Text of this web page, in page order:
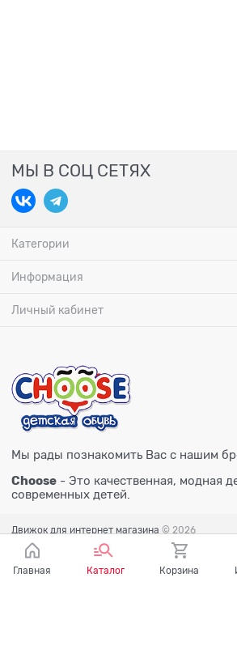
МЫ В СОЦ СЕТЯХ
Категории
Информация
Личный кабинет
Мы рады познакомить Вас с нашим
Choose - Это качественная, модная
современных детей.
Движок для интернет магазина © 2026
Главная Каталог Корзина